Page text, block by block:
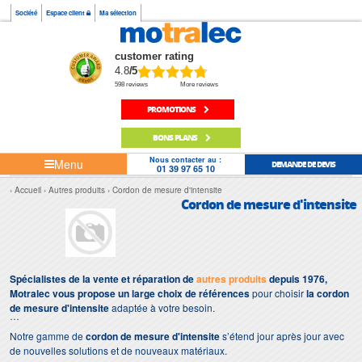
Société Espace client Ma sélection
customer rating
4.8/5
598 reviews More reviews
PROMOTIONS
BONS PLANS
Menu Nous contacter au :
01 39 97 65 10 DEMANDE DE DEVIS
Accueil Autres produits Cordon de mesure d'intensite
Cordon de mesure d'intensite
Spécialistes de la vente et réparation deautres produits depuis 1976,
Motralec vous propose un large choix de référencespour choisirla cordon
de mesure d'intensiteadaptée à votre besoin.
Notre gamme decordon de mesure d'intensites’étend jour après jour avec
de nouvelles solutions et de nouveaux matériaux.